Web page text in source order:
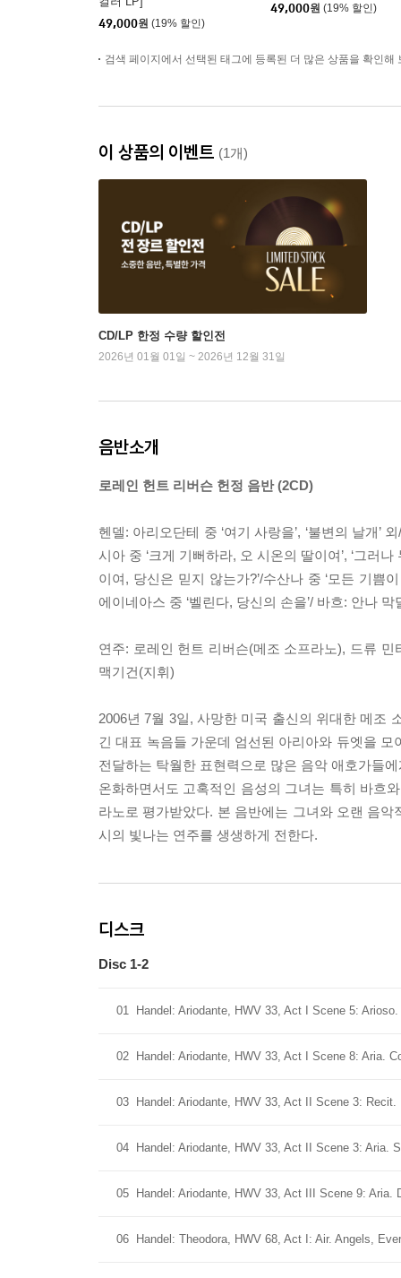
49,000원 (19% 할인)
49,000원 (19% 할인)
검색 페이지에서 선택된 태그에 등록된 더 많은 상품을 확인해
이 상품의 이벤트 (1개)
CD/LP 한정 수량 할인전
2026년 01월 01일 ~ 2026년 12월 31일
음반소개
로레인 헌트 리버슨 헌정 음반 (2CD)
헨델: 아리오단테 중 ‘여기 사랑을’, ‘불변의 날개’
시아 중 ‘크게 기뻐하라, 오 시온의 딸이여’, ‘그러
이여, 당신은 믿지 않는가?’/수산나 중 ‘모든 기쁨
에이네아스 중 ‘벨린다, 당신의 손을’/ 바흐: 안나
연주: 로레인 헌트 리버슨(메조 소프라노), 드류
맥기건(지휘)
2006년 7월 3일, 사망한 미국 출신의 위대한 메조
긴 대표 녹음들 가운데 엄선된 아리아와 듀엣을
전달하는 탁월한 표현력으로 많은 음악 애호가들
온화하면서도 고혹적인 음성의 그녀는 특히 바흐
라노로 평가받았다. 본 음반에는 그녀와 오랜 음
시의 빛나는 연주를 생생하게 전한다.
디스크
Disc 1-2
01 Handel: Ariodante, HWV 33, Act I Scene 5:
02 Handel: Ariodante, HWV 33, Act I Scene 8: Aria.
03 Handel: Ariodante, HWV 33, Act II Scene 3:
04 Handel: Ariodante, HWV 33, Act II Scene 3: Aria.
05 Handel: Ariodante, HWV 33, Act III Scene 9: Aria.
06 Handel: Theodora, HWV 68, Act I: Air. Angels,